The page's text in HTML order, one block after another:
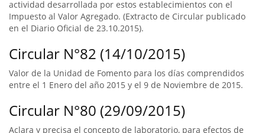
actividad desarrollada por estos establecimientos con el
Impuesto al Valor Agregado. (Extracto de Circular publicado
en el Diario Oficial de 23.10.2015).
Circular N°82 (14/10/2015)
Valor de la Unidad de Fomento para los días comprendidos
entre el 1 Enero del año 2015 y el 9 de Noviembre de 2015.
Circular N°80 (29/09/2015)
Aclara y precisa el concepto de laboratorio, para efectos de